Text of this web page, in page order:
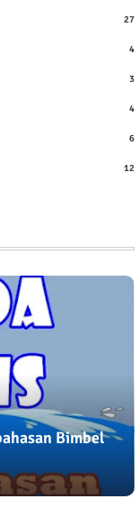
27
4
3
4
6
12
Bimbel